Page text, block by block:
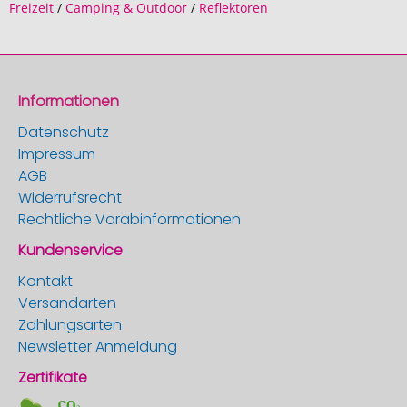
Freizeit / Camping & Outdoor / Reflektoren
Informationen
Datenschutz
Impressum
AGB
Widerrufsrecht
Rechtliche Vorabinformationen
Kundenservice
Kontakt
Versandarten
Zahlungsarten
Newsletter Anmeldung
Zertifikate